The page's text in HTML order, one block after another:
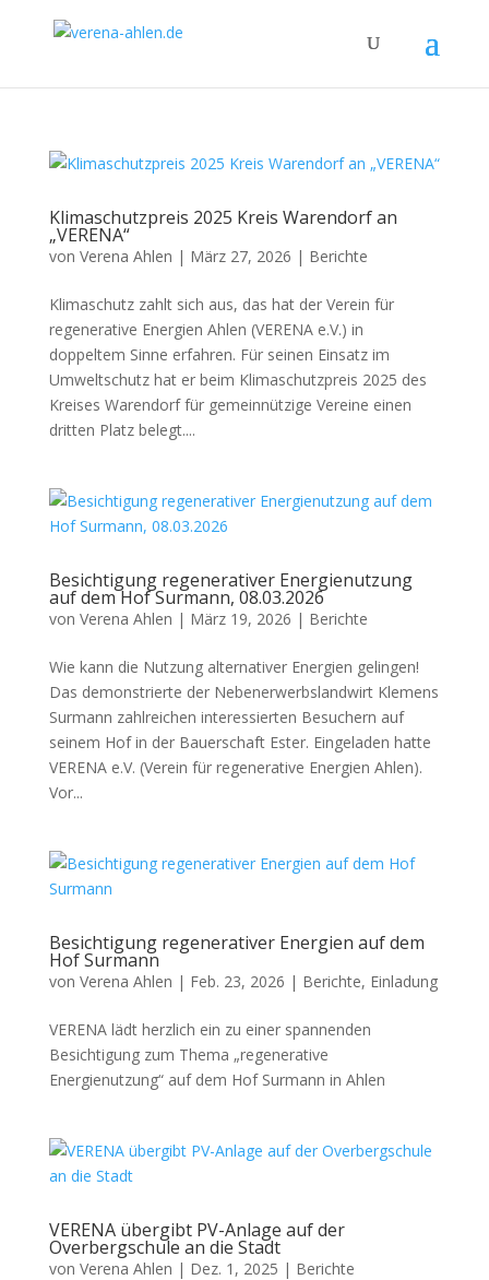
Klimaschutzpreis 2025 Kreis Warendorf an
„VERENA“
von Verena Ahlen | März 27, 2026 | Berichte
Klimaschutz zahlt sich aus, das hat der Verein für
regenerative Energien Ahlen (VERENA e.V.) in
doppeltem Sinne erfahren. Für seinen Einsatz im
Umweltschutz hat er beim Klimaschutzpreis 2025 des
Kreises Warendorf für gemeinnützige Vereine einen
dritten Platz belegt....
Besichtigung regenerativer Energienutzung
auf dem Hof Surmann, 08.03.2026
von Verena Ahlen | März 19, 2026 | Berichte
Wie kann die Nutzung alternativer Energien gelingen!
Das demonstrierte der Nebenerwerbslandwirt Klemens
Surmann zahlreichen interessierten Besuchern auf
seinem Hof in der Bauerschaft Ester. Eingeladen hatte
VERENA e.V. (Verein für regenerative Energien Ahlen).
Vor...
Besichtigung regenerativer Energien auf dem
Hof Surmann
von Verena Ahlen | Feb. 23, 2026 | Berichte, Einladung
VERENA lädt herzlich ein zu einer spannenden
Besichtigung zum Thema „regenerative
Energienutzung“ auf dem Hof Surmann in Ahlen
VERENA übergibt PV-Anlage auf der
Overbergschule an die Stadt
von Verena Ahlen | Dez. 1, 2025 | Berichte